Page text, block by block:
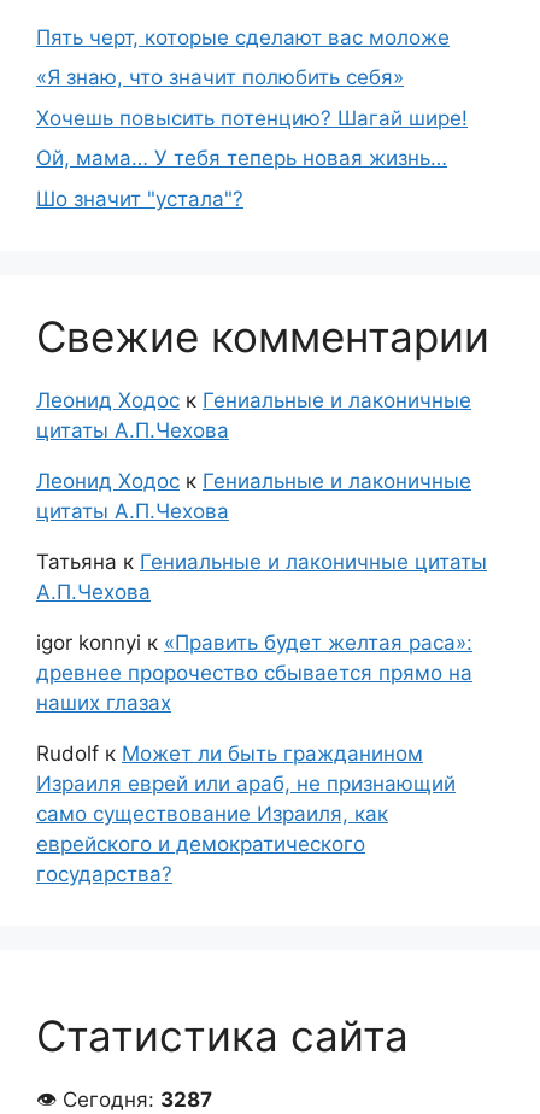
Пять черт, которые сделают вас моложе
«Я знаю, что значит полюбить себя»
Хочешь повысить потенцию? Шагай шире!
Ой, мама… У тебя теперь новая жизнь…
Шо знaчит "устaла"?
Свежие комментарии
Леонид Ходос к Гениальные и лаконичные
цитаты А.П.Чехова
Леонид Ходос к Гениальные и лаконичные
цитаты А.П.Чехова
Татьяна к Гениальные и лаконичные цитаты
А.П.Чехова
igor konnyi к «Править будет желтая раса»:
древнее пророчество сбывается прямо на
наших глазах
Rudolf к Может ли быть гражданином
Израиля еврей или араб, не признающий
само существование Израиля, как
еврейского и демократического
государства?
Статистика сайта
👁 Сегодня: 3287